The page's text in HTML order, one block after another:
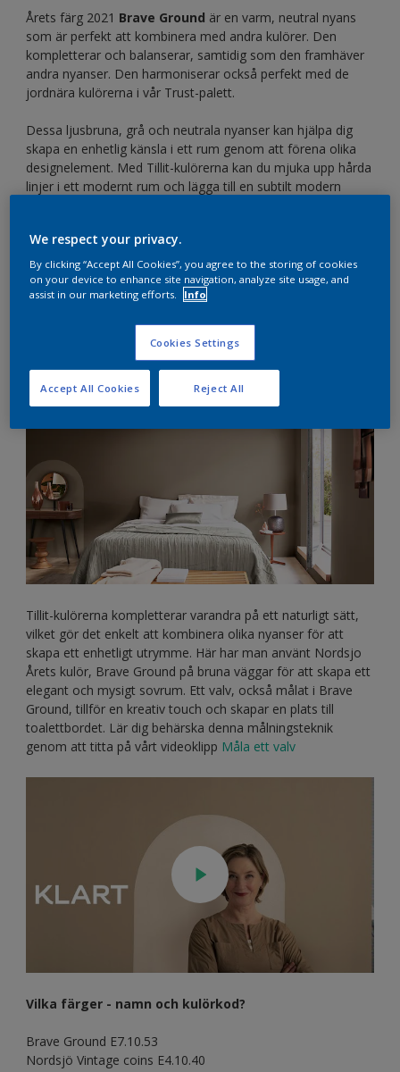
Årets färg 2021 Brave Ground är en varm, neutral nyans
som är perfekt att kombinera med andra kulörer. Den
kompletterar och balanserar, samtidig som den framhäver
andra nyanser. Den harmoniserar också perfekt med de
jordnära kulörerna i vår Trust-palett.
Dessa ljusbruna, grå och neutrala nyanser kan hjälpa dig
skapa en enhetlig känsla i ett rum genom att förena olika
designelement. Med Tillit-kulörerna kan du mjuka upp hårda
linjer i ett modernt rum och lägga till en subtilt modern
Här är fyra idéer till hur du kan använda Brave Ground med
dessa jordnära färger ...
1. Skapa ett harmoniskt sovrum med en
mjukt neutrala nyanser​
Tillit-kulörerna kompletterar varandra på ett naturligt sätt,
vilket gör det enkelt att kombinera olika nyanser för att
skapa ett enhetligt utrymme. Här har man använt Nordsjo
Årets kulör, Brave Ground på bruna väggar för att skapa ett
elegant och mysigt sovrum. Ett valv, också målat i Brave
Ground, tillför en kreativ touch och skapar en plats till
toalettbordet. Lär dig behärska denna målningsteknik
genom att titta på vårt videoklipp Måla ett valv
Vilka färger - namn och kulörkod?
Brave Ground E7.10.53
Nordsjö Vintage coins E4.10.40
We respect your privacy.
By clicking “Accept All Cookies”, you agree to the storing of cookies
on your device to enhance site navigation, analyze site usage, and
assist in our marketing efforts.
Info
Cookies Settings
Reject All
Accept All Cookies